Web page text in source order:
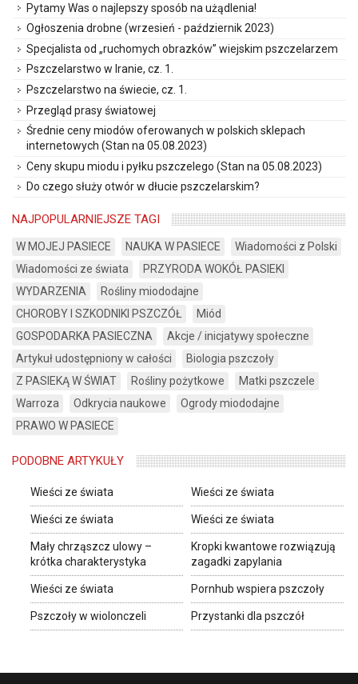
Pytamy Was o najlepszy sposób na użądlenia!
Ogłoszenia drobne (wrzesień - październik 2023)
Specjalista od „ruchomych obrazków” wiejskim pszczelarzem
Pszczelarstwo w Iranie, cz. 1.
Pszczelarstwo na świecie, cz. 1.
Przegląd prasy światowej
Średnie ceny miodów oferowanych w polskich sklepach
internetowych (Stan na 05.08.2023)
Ceny skupu miodu i pyłku pszczelego (Stan na 05.08.2023)
Do czego służy otwór w dłucie pszczelarskim?
NAJPOPULARNIEJSZE TAGI
W MOJEJ PASIECE NAUKA W PASIECE
Wiadomości z Polski
Wiadomości ze świata
PRZYRODA WOKÓŁ PASIEKI
WYDARZENIA
Rośliny miododajne
CHOROBY I SZKODNIKI PSZCZÓŁ
Miód
GOSPODARKA PASIECZNA
Akcje / inicjatywy społeczne
Artykuł udostępniony w całości
Biologia pszczoły
Z PASIEKĄ W ŚWIAT
Rośliny pożytkowe
Matki pszczele
Warroza
Odkrycia naukowe
Ogrody miododajne
PRAWO W PASIECE
PODOBNE ARTYKUŁY
Wieści ze świata Wieści ze świata
Wieści ze świata Wieści ze świata
Mały chrząszcz ulowy –
krótka charakterystyka
Kropki kwantowe rozwiązują
zagadki zapylania
Wieści ze świata Pornhub wspiera pszczoły
Pszczoły w wiolonczeli Przystanki dla pszczół